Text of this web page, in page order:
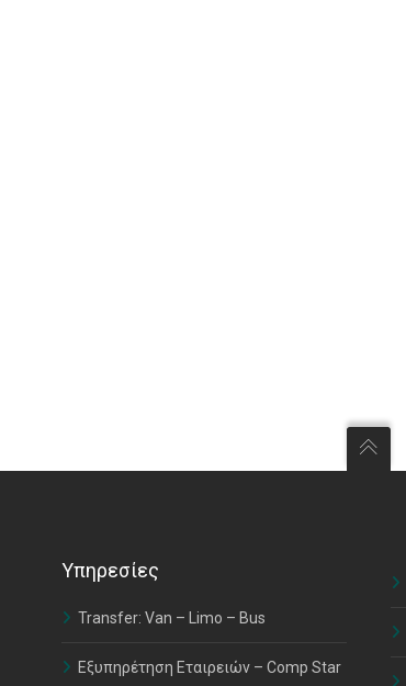
Υπηρεσίες
Transfer: Van – Limo – Bus
Εξυπηρέτηση Εταιρειών – Comp Star